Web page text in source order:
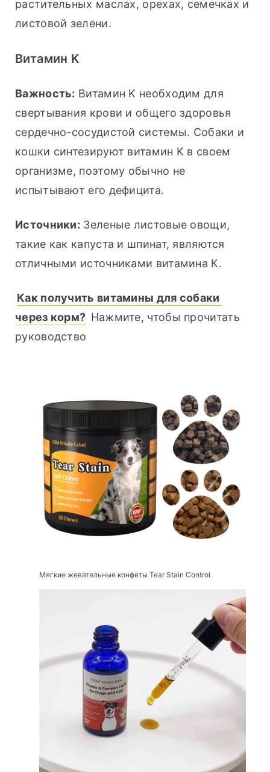
растительных маслах, орехах, семечках и
листовой зелени.
Витамин K
Важность: Витамин K необходим для
свертывания крови и общего здоровья
сердечно-сосудистой системы. Собаки и
кошки синтезируют витамин K в своем
организме, поэтому обычно не
испытывают его дефицита.
Источники: Зеленые листовые овощи,
такие как капуста и шпинат, являются
отличными источниками витамина К.
Как получить витамины для собаки
через корм? Нажмите, чтобы прочитать
руководство
Мягкие жевательные конфеты Tear Stain Control